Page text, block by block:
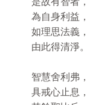
為自身利益，
如理思法義，
由此得清淨。
智慧舍利弗，
具戒心止息，